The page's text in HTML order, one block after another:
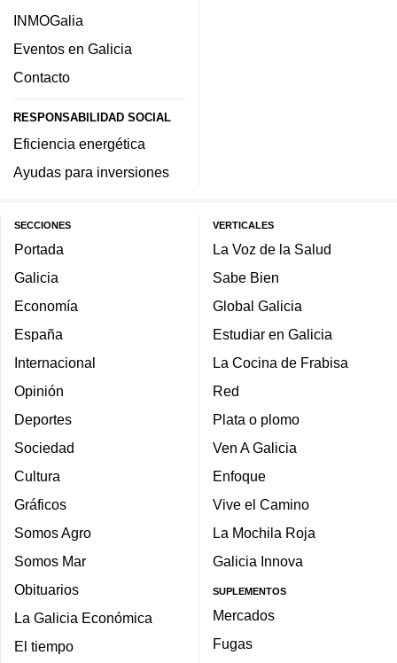
INMOGalia
Eventos en Galicia
Contacto
RESPONSABILIDAD SOCIAL
Eficiencia energética
Ayudas para inversiones
SECCIONES
Portada
Galicia
Economía
España
Internacional
Opinión
Deportes
Sociedad
Cultura
Gráficos
Somos Agro
Somos Mar
Obituarios
La Galicia Económica
El tiempo
VERTICALES
La Voz de la Salud
Sabe Bien
Global Galicia
Estudiar en Galicia
La Cocina de Frabisa
Red
Plata o plomo
Ven A Galicia
Enfoque
Vive el Camino
La Mochila Roja
Galicia Innova
SUPLEMENTOS
Mercados
Fugas